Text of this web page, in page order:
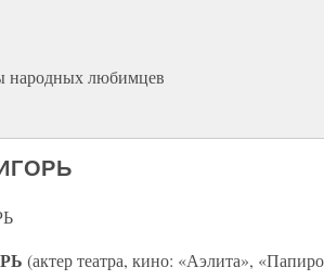
народных любимцев
(актер театра, кино: «Аэлита»,